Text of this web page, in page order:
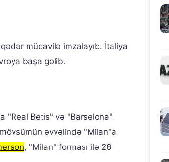
müqavilə imzalayıb. İtaliya
başa gəlib.
"Real Betis" və "Barselona",
əvvəlində "Milan"a
, "Milan" forması ilə 26